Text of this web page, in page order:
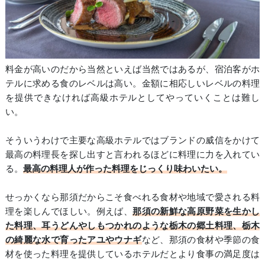
料金が高いのだから当然といえば当然ではあるが、宿泊客がホ
テルに求める食のレベルは高い。金額に相応しいレベルの料理
を提供できなければ高級ホテルとしてやっていくことは難し
い。
そういうわけで主要な高級ホテルではブランドの威信をかけて
最高の料理長を探し出すと言われるほどに料理に力を入れてい
る。 最高の料理人が作った料理をじっくり味わいたい。
せっかくなら那須だからこそ食べれる食材や地域で愛される料
理を楽しんでほしい。例えば、那須の新鮮な高原野菜を生かし
た料理、耳うどんやしもつかれのような栃木の郷土料理、栃木
の綺麗な水で育ったアユやウナギなど、那須の食材や季節の食
材を使った料理を提供しているホテルだとより食事の満足度は